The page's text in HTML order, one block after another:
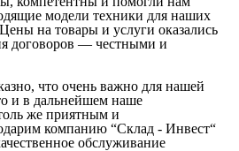
модели техники для наших
на товары и услуги оказались
договоров — честными и
что очень важно для нашей
и в дальнейшем наше
же приятным и
компанию “Склад - Инвест“
обслуживание